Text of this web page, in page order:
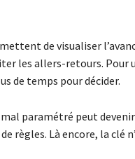
de visualiser
les allers-retours. Pour
de temps pour décider.
paramétré peut devenir
règles. Là encore, la clé